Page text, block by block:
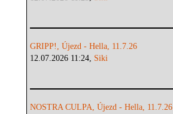
GRIPP!, Újezd - Hella, 11.7.26
12.07.2026 11:24, Siki
NOSTRA CULPA, Újezd - Hella, 11.7.26